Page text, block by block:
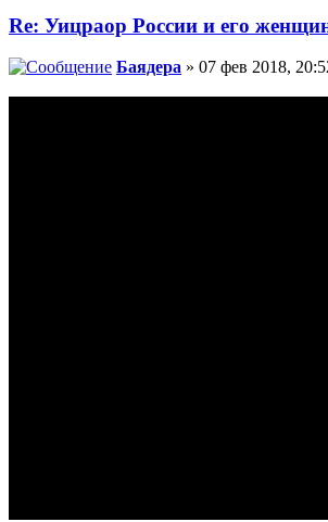
Re: Уицраор России и его
Баядера » 07 фев 2018,